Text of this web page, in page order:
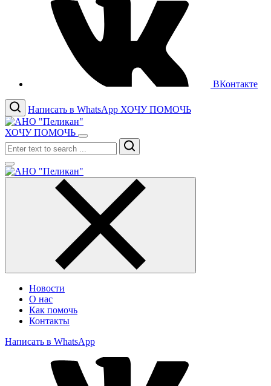
ВКонтакте
Написать в WhatsApp ХОЧУ ПОМОЧЬ
ХОЧУ ПОМОЧЬ
Search
Новости
О нас
Как помочь
Контакты
Написать в WhatsApp